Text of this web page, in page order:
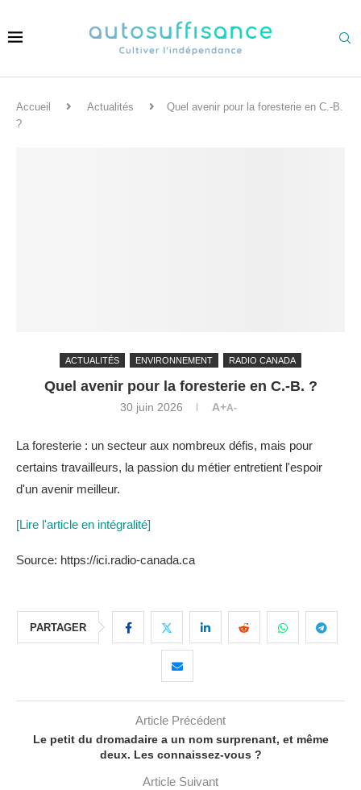
Accueil Actualités
Quel avenir pour la foresterie en C.-B.
?
ACTUALITÉS ENVIRONNEMENT RADIO CANADA
Quel avenir pour la foresterie en C.-B. ?
30 juin 2026 A+A-
La foresterie : un secteur aux nombreux défis, mais pour
certains travailleurs, la passion du métier entretient l'espoir
d'un avenir meilleur.
[Lire l'article en intégralité]
Source: https://ici.radio-canada.ca
PARTAGER
Article Précédent
Le petit du dromadaire a un nom surprenant, et même
deux. Les connaissez-vous ?
Article Suivant